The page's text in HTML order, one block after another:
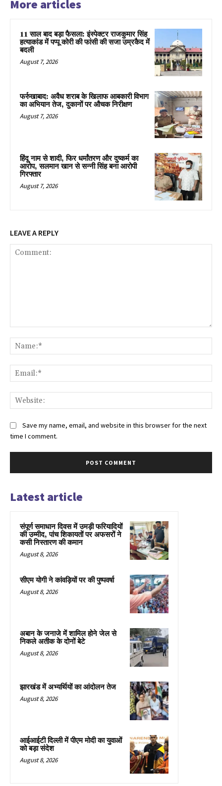
More articles
11 साल बाद बड़ा फैसला: इंस्पेक्टर राजकुमार सिंह
हत्याकांड में पप्पू कोरी की फांसी की सजा उम्रकैद में
बदली
August 7, 2026
फर्रुखाबाद: अवैध शराब के खिलाफ आबकारी विभाग
का अभियान तेज, दुकानों पर औचक निरीक्षण
August 7, 2026
हिंदू नाम से शादी, फिर धर्मांतरण और दुष्कर्म का
आरोप, सलमान खान से सन्नी सिंह बना आरोपी
गिरफ्तार
August 7, 2026
LEAVE A REPLY
Save my name, email, and website in this browser for the next
time I comment.
Latest article
संपूर्ण समाधान दिवस में उमड़ी फरियादियों
की उम्मीद, पांच शिकायतों पर अफसरों ने
कसी निस्तारण की कमान
August 8, 2026
सीएम योगी ने कांवड़ियों पर की पुष्पवर्षा
August 8, 2026
अबान के जनाजे में शामिल होने जेल से
निकले अतीक के दोनों बेटे
August 8, 2026
झारखंड में अभ्यर्थियों का आंदोलन तेज
August 8, 2026
आईआईटी दिल्ली में पीएम मोदी का युवाओं
को बड़ा संदेश
August 8, 2026